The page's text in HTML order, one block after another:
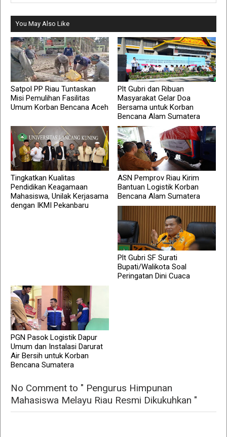
You May Also Like
Satpol PP Riau Tuntaskan
Misi Pemulihan Fasilitas
Umum Korban Bencana Aceh
Plt Gubri dan Ribuan
Masyarakat Gelar Doa
Bersama untuk Korban
Bencana Alam Sumatera
Tingkatkan Kualitas
Pendidikan Keagamaan
Mahasiswa, Unilak Kerjasama
dengan IKMI Pekanbaru
ASN Pemprov Riau Kirim
Bantuan Logistik Korban
Bencana Alam Sumatera
Plt Gubri SF Surati
Bupati/Walikota Soal
Peringatan Dini Cuaca
PGN Pasok Logistik Dapur
Umum dan Instalasi Darurat
Air Bersih untuk Korban
Bencana Sumatera
No Comment to " Pengurus Himpunan
Mahasiswa Melayu Riau Resmi Dikukuhkan "